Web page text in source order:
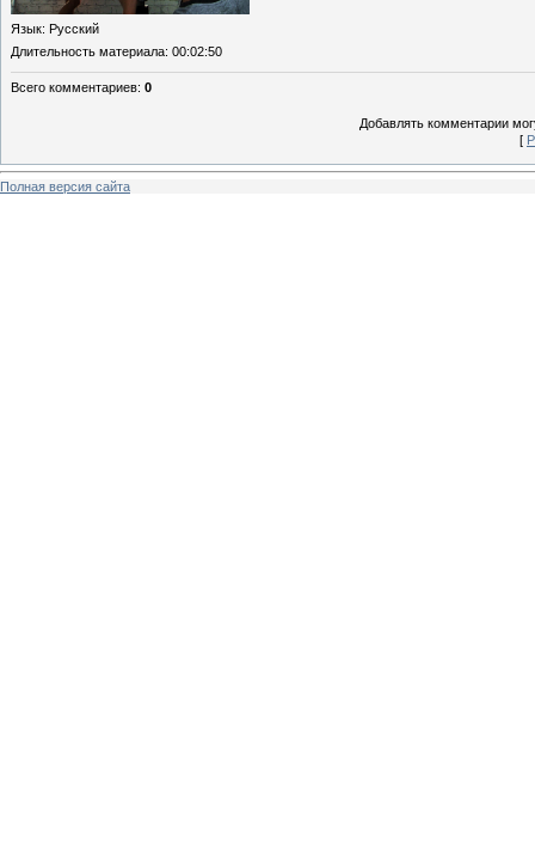
Язык: Русский
Длительность материала: 00:02:50
Всего комментариев: 0
Добавлять комментарии
[
Полная версия сайта